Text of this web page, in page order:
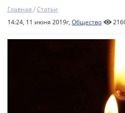
Главная /Статьи
14:24, 11 июня 2019г, Общество